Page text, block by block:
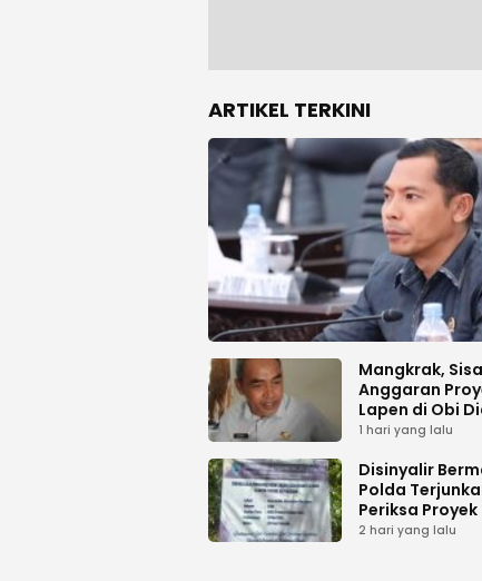
ARTIKEL TERKINI
Mangkrak, Sisa
Anggaran
Lapen di Obi
1 hari yang lalu
Disinyalir
Polda
Periksa
Tani di Galala
2 hari yang lalu